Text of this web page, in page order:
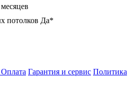
потолков Да*
Гарантия и сервис Политика